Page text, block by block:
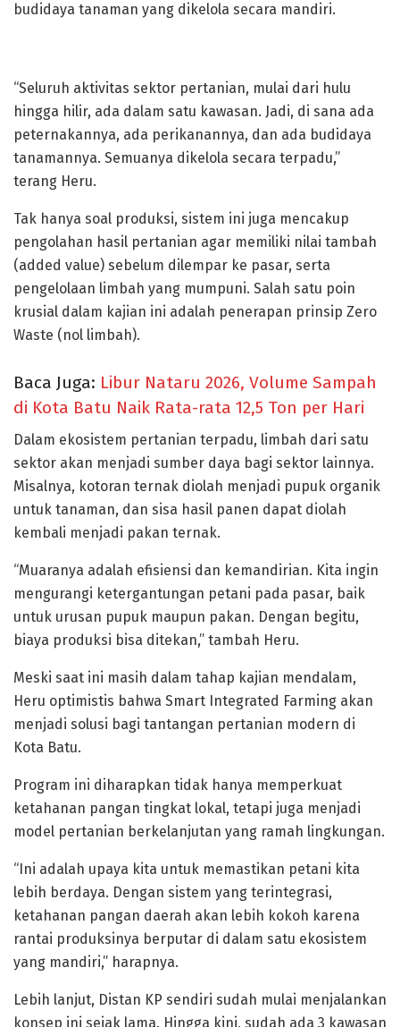
budidaya tanaman yang dikelola secara mandiri.
“Seluruh aktivitas sektor pertanian, mulai dari hulu
hingga hilir, ada dalam satu kawasan. Jadi, di sana ada
peternakannya, ada perikanannya, dan ada budidaya
tanamannya. Semuanya dikelola secara terpadu,”
terang Heru.
Tak hanya soal produksi, sistem ini juga mencakup
pengolahan hasil pertanian agar memiliki nilai tambah
(added value) sebelum dilempar ke pasar, serta
pengelolaan limbah yang mumpuni. Salah satu poin
krusial dalam kajian ini adalah penerapan prinsip Zero
Waste (nol limbah).
Baca Juga: Libur Nataru 2026, Volume Sampah
di Kota Batu Naik Rata-rata 12,5 Ton per Hari
Dalam ekosistem pertanian terpadu, limbah dari satu
sektor akan menjadi sumber daya bagi sektor lainnya.
Misalnya, kotoran ternak diolah menjadi pupuk organik
untuk tanaman, dan sisa hasil panen dapat diolah
kembali menjadi pakan ternak.
“Muaranya adalah efisiensi dan kemandirian. Kita ingin
mengurangi ketergantungan petani pada pasar, baik
untuk urusan pupuk maupun pakan. Dengan begitu,
biaya produksi bisa ditekan,” tambah Heru.
Meski saat ini masih dalam tahap kajian mendalam,
Heru optimistis bahwa Smart Integrated Farming akan
menjadi solusi bagi tantangan pertanian modern di
Kota Batu.
Program ini diharapkan tidak hanya memperkuat
ketahanan pangan tingkat lokal, tetapi juga menjadi
model pertanian berkelanjutan yang ramah lingkungan.
“Ini adalah upaya kita untuk memastikan petani kita
lebih berdaya. Dengan sistem yang terintegrasi,
ketahanan pangan daerah akan lebih kokoh karena
rantai produksinya berputar di dalam satu ekosistem
yang mandiri,” harapnya.
Lebih lanjut, Distan KP sendiri sudah mulai menjalankan
konsep ini sejak lama. Hingga kini, sudah ada 3 kawasan